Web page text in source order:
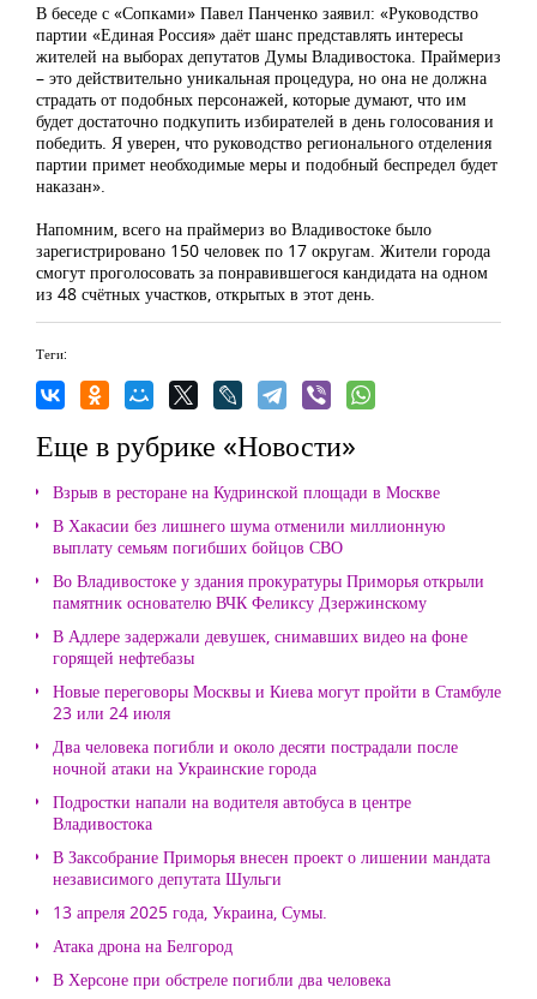
В беседе с «Сопками» Павел Панченко заявил: «Руководство
партии «Единая Россия» даёт шанс представлять интересы
жителей на выборах депутатов Думы Владивостока. Праймериз
– это действительно уникальная процедура, но она не должна
страдать от подобных персонажей, которые думают, что им
будет достаточно подкупить избирателей в день голосования и
победить. Я уверен, что руководство регионального отделения
партии примет необходимые меры и подобный беспредел будет
наказан».
Напомним, всего на праймериз во Владивостоке было
зарегистрировано 150 человек по 17 округам. Жители города
смогут проголосовать за понравившегося кандидата на одном
из 48 счётных участков, открытых в этот день.
Теги:
Еще в рубрике «Новости»
Взрыв в ресторане на Кудринской площади в Москве
В Хакасии без лишнего шума отменили миллионную
выплату семьям погибших бойцов СВО
Во Владивостоке у здания прокуратуры Приморья открыли
памятник основателю ВЧК Феликсу Дзержинскому
В Адлере задержали девушек, снимавших видео на фоне
горящей нефтебазы
Новые переговоры Москвы и Киева могут пройти в Стамбуле
23 или 24 июля
Два человека погибли и около десяти пострадали после
ночной атаки на Украинские города
Подростки напали на водителя автобуса в центре
Владивостока
В Заксобрание Приморья внесен проект о лишении мандата
независимого депутата Шульги
13 апреля 2025 года, Украина, Сумы.
Атака дрона на Белгород
В Херсоне при обстреле погибли два человека